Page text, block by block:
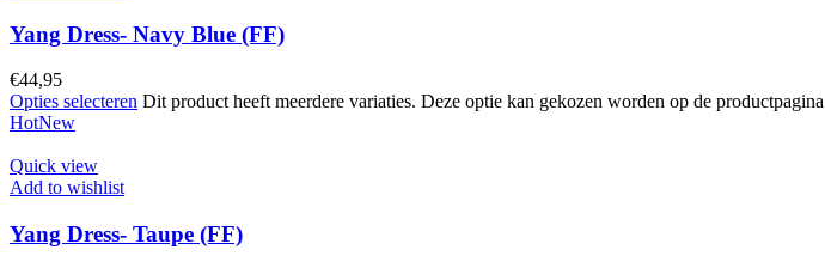
Yang Dress- Navy Blue (FF)
€44,95
Opties selecteren Dit product heeft meerdere variaties. Deze optie kan gekozen worden op de productpagina
HotNew
Quick view
Add to wishlist
Yang Dress- Taupe (FF)